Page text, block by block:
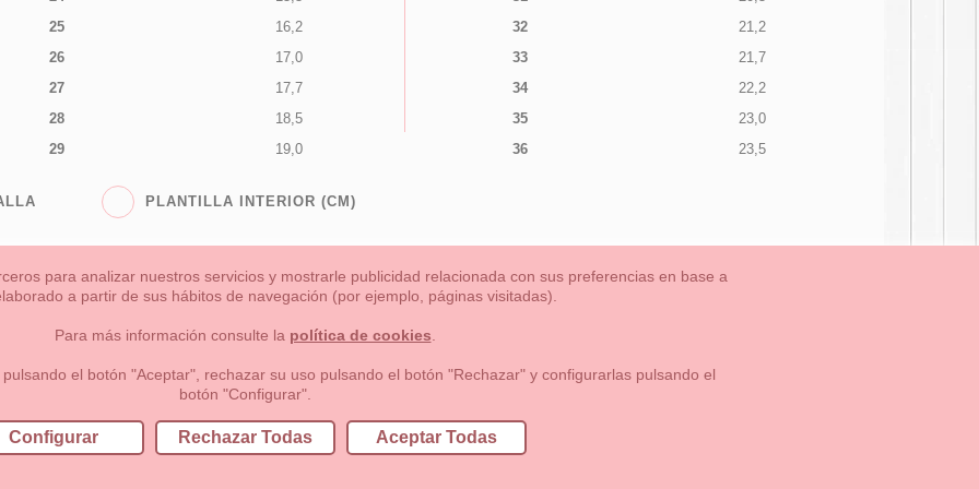
25
16,2
26
17,0
27
17,7
28
18,5
29
19,0
32
21,2
33
21,7
34
22,2
35
23,0
36
23,5
PLANTILLA INTERIOR (CM)
Niña Niño Mamas & Papas NUEVA COLECCION OUTLET-ULTIMAS TALLAS
formas de pago , política de devoluciones y reembolsos Privacidad
nº9 28691 Villanueva de la Cañada Madrid (España)
para analizar nuestros servicios y mostrarle publicidad relacionada con sus preferencias en base a
a partir de sus hábitos de navegación (por ejemplo, páginas visitadas).
Para más información consulte la política de cookies
el botón "Aceptar", rechazar su uso pulsando el botón "Rechazar" y configurarlas pulsando el
botón "Configurar".
Configurar Rechazar Todas Aceptar Todas